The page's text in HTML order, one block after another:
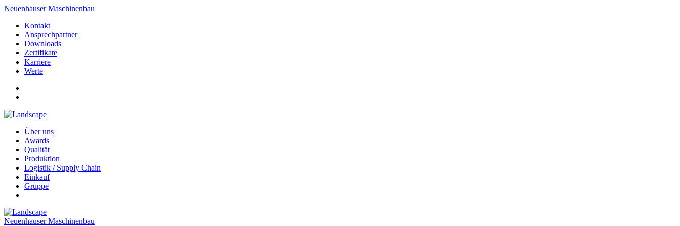
Neuenhauser Maschinenbau
Kontakt
Ansprechpartner
Downloads
Zertifikate
Karriere
Werte
Über uns
Awards
Qualität
Produktion
Logistik / Supply Chain
Einkauf
Gruppe
Neuenhauser Maschinenbau